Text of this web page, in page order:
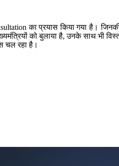
का प्रयास किया गया
को बुलाया है, उनके साथ भी
चल रहा है।